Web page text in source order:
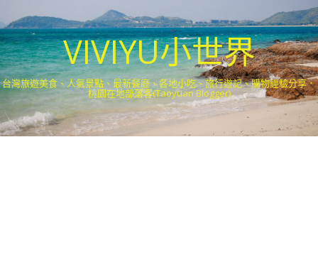
VIVIYU小世界
台灣旅遊美食、人氣景點、最新餐廳、各地小吃、旅行遊記、購物經驗分享．
桃園在地部落客(Taoyuan Blogger)